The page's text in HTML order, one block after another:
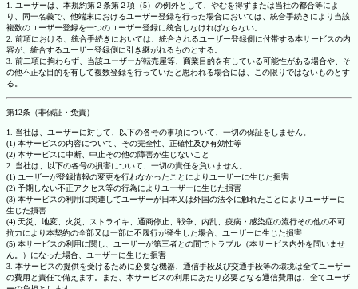
1. ユーザーは、本規約第２条第２項（5）の例外として、やむを得ずまたは当社の都合等によ
り、同一名義で、他端末におけるユーザー登録を行った場合においては、統合手続きにより当該
複数のユーザー登録を一つのユーザー登録に統合しなければならない。
2. 前項における、統合手続きにおいては、統合されるユーザー登録側に付帯する本サービスの内
容が、統合するユーザー登録側に引き継がれるものとする。
3. 前二項に拘わらず、当該ユーザーが転売屋等、商業目的を有している可能性がある場合や、そ
の他不正な目的を有して複数登録を行っていたと思われる場合には、この限りではないものとす
る。
第12条（非保証・免責）
1. 当社は、ユーザーに対して、以下の各号の事項について、一切の保証をしません。
(1) 本サービスの内容について、その完全性、正確性及び有効性等
(2) 本サービスに中断、中止その他の障害が生じないこと
2. 当社は、以下の各号の損害について、一切の責任を負いません。
(1) ユーザーが登録情報の変更を行わなかったことによりユーザーに生じた損害
(2) 予期しない不正アクセス等の行為によりユーザーに生じた損害
(3) 本サービスの利用に関連してユーザーが日本又は外国の法令に触れたことによりユーザーに
生じた損害
(4) 天災、地変、火災、ストライキ、通商停止、戦争、内乱、疫病・感染症の流行その他の不可
抗力により本契約の全部又は一部に不履行が発生した場合、ユーザーに生じた損害
(5) 本サービスの利用に関し、ユーザーが第三者との間でトラブル（本サービス内外を問いませ
ん。）になった場合、ユーザーに生じた損害
3. 本サービスの提供を受けるために必要な機器、通信手段及び交通手段等の環境は全てユーザー
の費用と責任で備えます。また、本サービスの利用にあたり必要となる通信費用は、全てユーザ